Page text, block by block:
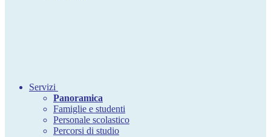
Servizi
Panoramica
Famiglie e studenti
Personale scolastico
Percorsi di studio